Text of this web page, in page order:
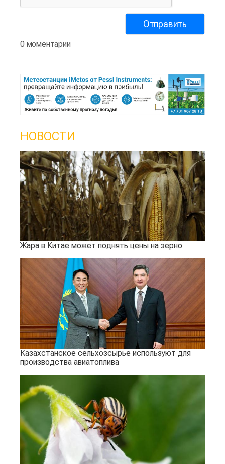
0 моментарии
НОВОСТИ
Жара в Китае может поднять цены на зерно
Казахстанское сельхозсырье используют для
производства авиатоплива